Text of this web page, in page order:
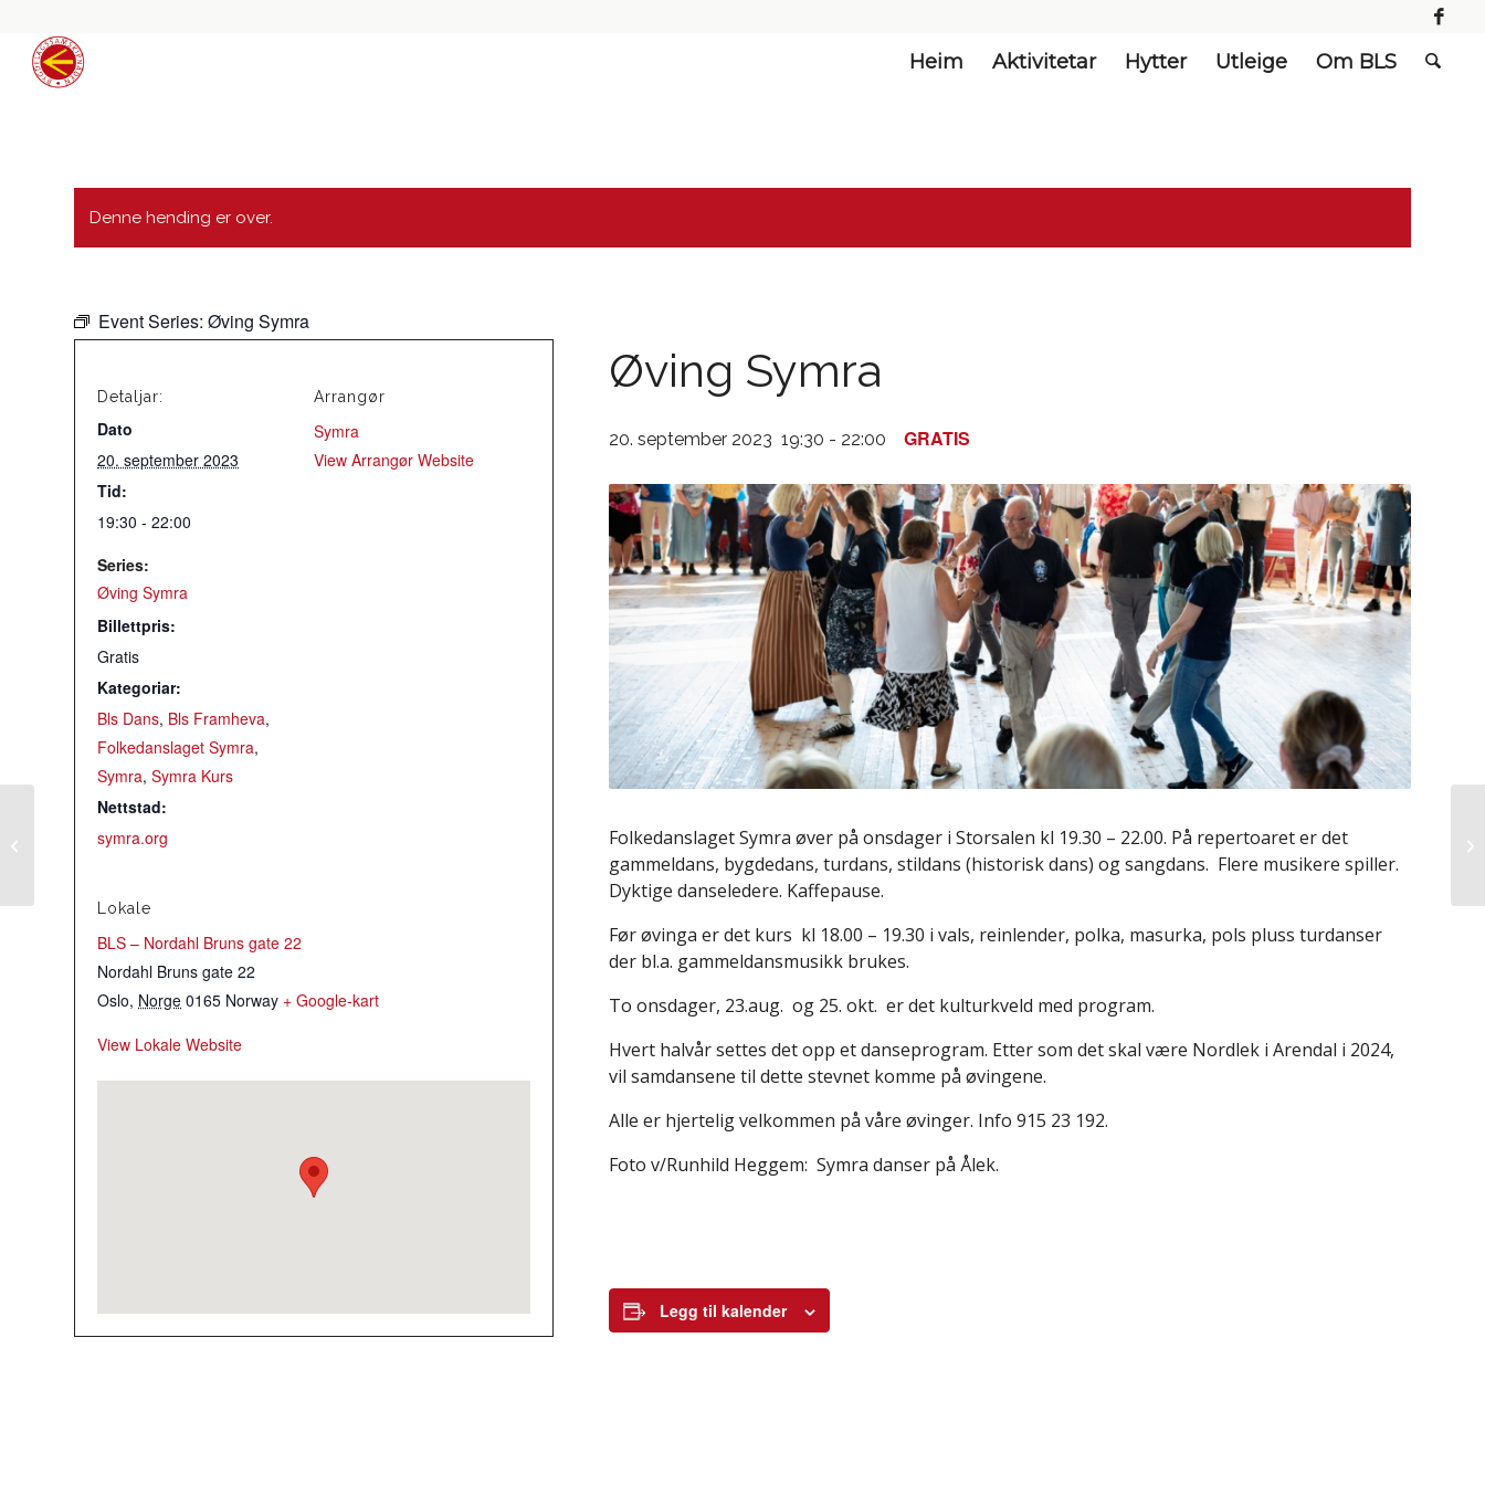
Heim Aktivitetar Hytter Utleige Om BLS
Denne hending er over.
Event Series: Øving Symra
Øving Symra
20. september 2023 19:30 - 22:00 GRATIS
Folkedanslaget Symra øver på onsdager i Storsalen kl 19.30 – 22.00. På repertoaret er det
gammeldans, bygdedans, turdans, stildans (historisk dans) og sangdans. Flere musikere spiller.
Dyktige danseledere. Kaffepause.
Før øvinga er det kurs kl 18.00 – 19.30 i vals, reinlender, polka, masurka, pols pluss turdanser
der bl.a. gammeldansmusikk brukes.
To onsdager, 23.aug. og 25. okt. er det kulturkveld med program.
Hvert halvår settes det opp et danseprogram. Etter som det skal være Nordlek i Arendal i 2024,
vil samdansene til dette stevnet komme på øvingene.
Alle er hjertelig velkommen på våre øvinger. Info 915 23 192.
Foto v/Runhild Heggem: Symra danser på Ålek.
Legg til kalender
Detaljar:
Dato
20. september 2023
Tid:
19:30 - 22:00
Series:
Øving Symra
Billettpris:
Gratis
Kategoriar:
Bls Dans, Bls Framheva,
Folkedanslaget Symra,
Symra, Symra Kurs
Nettstad:
symra.org
Arrangør
Symra
View Arrangør Website
Lokale
BLS – Nordahl Bruns gate 22
Nordahl Bruns gate 22
Oslo, Norge 0165 Norway + Google-kart
View Lokale Website
Onsdagsøving med